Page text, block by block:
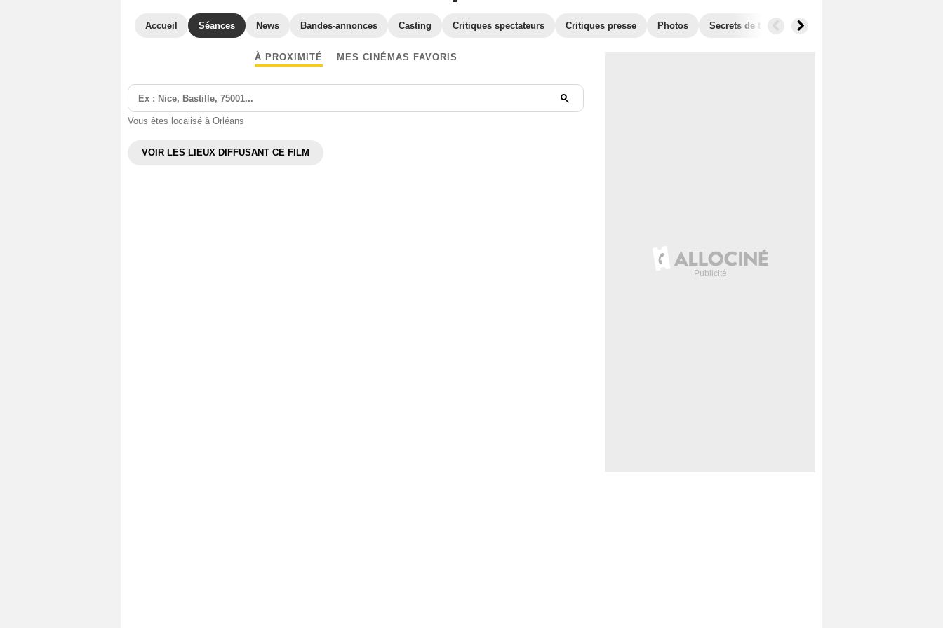
Accueil Séances News Bandes-annonces Casting Critiques spectateurs Critiques presse Photos Secrets de tournage
À PROXIMITÉ MES CINÉMAS FAVORIS
Vous êtes localisé à Orléans
VOIR LES LIEUX DIFFUSANT CE FILM